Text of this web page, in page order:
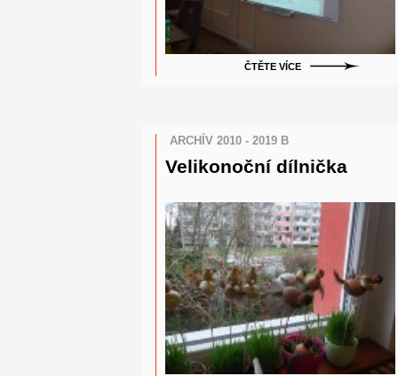
ČTĚTE VÍCE
ARCHÍV 2010 - 2019 B
Velikonoční dílnička